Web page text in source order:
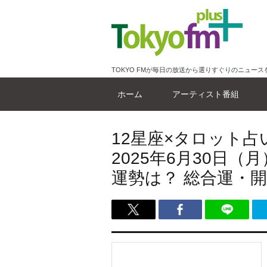
TOKYO FMが毎日の放送から選りすぐりのニュース
ホーム アーティスト番組
12星座×タロット占
2025年6月30日（
運勢は？ 総合運・